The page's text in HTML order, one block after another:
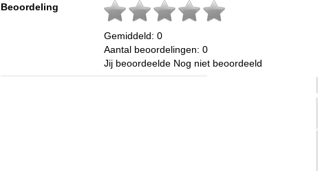
Beoordeling
Gemiddeld:0
Aantal beoordelingen:0
Jij beoordeelde Nog niet beoordeeld